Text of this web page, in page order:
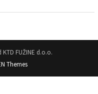
FUŽINE d.o.o.
Themes